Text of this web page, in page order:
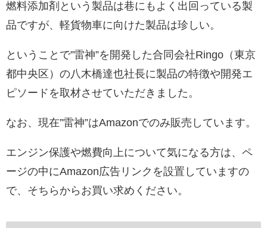
燃料添加剤という製品は巷にもよく出回っている製
品ですが、軽貨物車に向けた製品は珍しい。
ということで”雷神”を開発した合同会社Ringo（東京
都中央区）の八木橋達也社長に製品の特徴や開発エ
ピソードを取材させていただきました。
なお、現在”雷神”はAmazonでのみ販売しています。
エンジン保護や燃費向上について気になる方は、ペ
ージの中にAmazon広告リンクを設置していますの
で、そちらからお買い求めください。